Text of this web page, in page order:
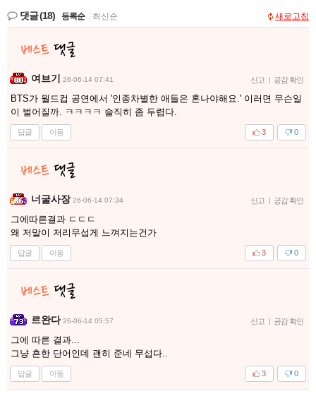
댓글(18) 등록순 최신순 새로고침
여브기 26-06-14 07:41 신고 | 공감 확인
BTS가 월드컵 공연에서 '인종차별한 애들은 혼나야해요.' 이러면 무슨일
이 벌어질까. ㅋㅋㅋㅋ 솔직히 좀 두렵다.
답글 이동 0
3
너굴사장 26-06-14 07:34 신고 | 공감 확인
그에따른결과 ㄷㄷㄷ
왜 저말이 저리무섭게 느껴지는건가
답글 이동 0
3
르완다 26-06-14 05:57 신고 | 공감 확인
그에 따른 결과...
그냥 흔한 단어인데 괜히 준네 무섭다..
답글 이동 0
3